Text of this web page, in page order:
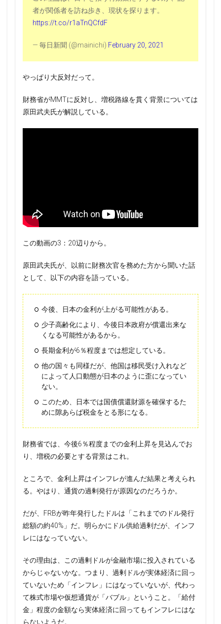
者が関係者を訪ね歩き、現状を探ります。
https://t.co/r1aTnQCfdF
— 毎日新聞 (@mainichi) February 20, 2021
やっぱり大反対だって。
財務省がMMTに反対し、増税路線を貫く背景については
原田武夫氏が解説している。
この動画の3：20辺りから。
原田武夫氏が、以前に財務次官を務めた方から聞いた話
として、以下の内容を語っている。
今後、日本の金利が上がる可能性がある。
少子高齢化により、今後日本政府が償還出来な
くなる可能性があるから。
長期金利が6％程度までは想定している。
他の国々も同様だが、他国は移民受け入れなど
によって人口動態が日本のように歪になってい
ない。
このため、日本では国債償還財源を確保するた
めに隙あらば税金をとる形になる。
財務省では、今後6％程度までの金利上昇を見込んでお
り、増税の必要とする背景はこれ。
ところで、金利上昇はインフレが進んだ結果と考えられ
る。やはり、通貨の過剰発行が原因なのだろうか。
だが、FRBが昨年発行したドルは「これまでのドル発行
総額の約40%」だ。明らかにドル供給過剰だが、インフ
レにはなっていない。
その理由は、この過剰ドルが金融市場に投入されている
からじゃないかな。つまり、過剰ドルが実体経済に回っ
ていないため「インフレ」にはなっていないが、代わっ
て株式市場や仮想通貨が「バブル」ということ。「給付
金」程度の金額なら実体経済に回ってもインフレにはな
らないようだ。